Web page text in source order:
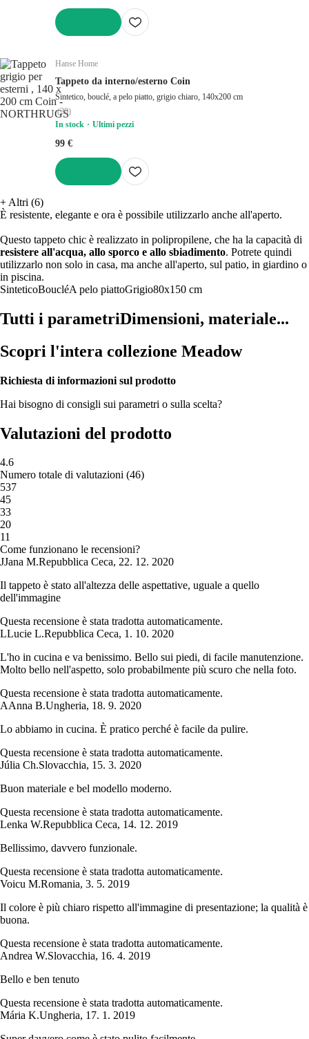
Hanse Home
Tappeto da interno/esterno Coin
Sintetico, bouclé, a pelo piatto, grigio chiaro, 140x200 cm
(20)
In stock
Ultimi pezzi
99 €
+ Altri (6)
È resistente, elegante e ora è possibile utilizzarlo anche all'aperto.
Questo tappeto chic è realizzato in polipropilene, che ha la capacità di
resistere all'acqua, allo sporco e allo sbiadimento. Potrete quindi
utilizzarlo non solo in casa, ma anche all'aperto, sul patio, in giardino o
in piscina.
SinteticoBoucléA pelo piattoGrigio80x150 cm
Tutti i parametriDimensioni, materiale...
Scopri l'intera collezione Meadow
Richiesta di informazioni sul prodotto
Hai bisogno di consigli sui parametri o sulla scelta?
Valutazioni del prodotto
4.6
Numero totale di valutazioni (46)
537
45
33
20
11
Come funzionano le recensioni?
JJana M.Repubblica Ceca, 22. 12. 2020
Il tappeto è stato all'altezza delle aspettative, uguale a quello
dell'immagine
Questa recensione è stata tradotta automaticamente.
LLucie L.Repubblica Ceca, 1. 10. 2020
L'ho in cucina e va benissimo. Bello sui piedi, di facile manutenzione.
Molto bello nell'aspetto, solo probabilmente più scuro che nella foto.
Questa recensione è stata tradotta automaticamente.
AAnna B.Ungheria, 18. 9. 2020
Lo abbiamo in cucina. È pratico perché è facile da pulire.
Questa recensione è stata tradotta automaticamente.
Júlia Ch.Slovacchia, 15. 3. 2020
Buon materiale e bel modello moderno.
Questa recensione è stata tradotta automaticamente.
Lenka W.Repubblica Ceca, 14. 12. 2019
Bellissimo, davvero funzionale.
Questa recensione è stata tradotta automaticamente.
Voicu M.Romania, 3. 5. 2019
Il colore è più chiaro rispetto all'immagine di presentazione; la qualità è
buona.
Questa recensione è stata tradotta automaticamente.
Andrea W.Slovacchia, 16. 4. 2019
Bello e ben tenuto
Questa recensione è stata tradotta automaticamente.
Mária K.Ungheria, 17. 1. 2019